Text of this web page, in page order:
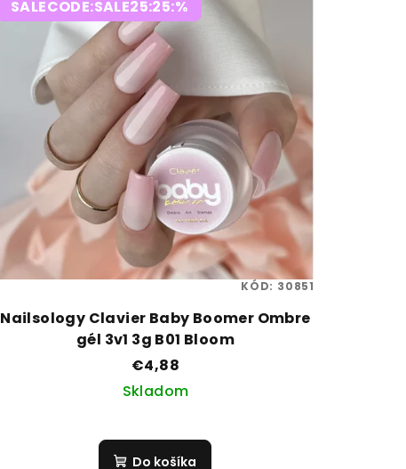
SALECODE:SALE25:25:%
Nailsology Clavier Baby Boomer Ombre
gél 3v1 3g B01 Bloom
€4,88
Skladom
Do košíka
KÓD: 30851